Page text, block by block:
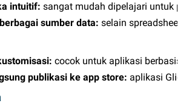
intuitif: sangat mudah dipelajari untuk
sumber data: selain spreadsheet,
cocok untuk aplikasi berbasis
publikasi ke app store: aplikasi